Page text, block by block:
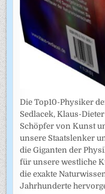
Die Top10-Physiker
Sedlacek, Klaus-
Schöpfer von Kunst
unsere Staatslenker
die Giganten der
für unsere westliche
die exakte
Jahrhunderte